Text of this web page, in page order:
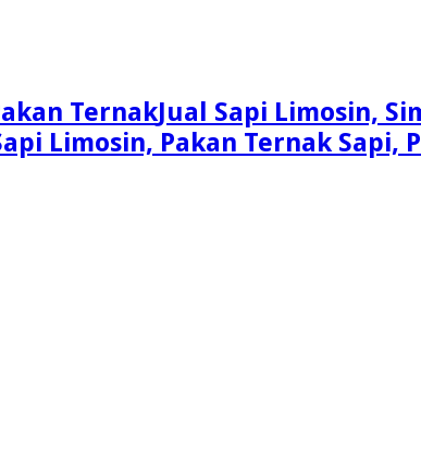
Jual Sapi Limosin,
Limosin, Pakan Ternak Sapi,